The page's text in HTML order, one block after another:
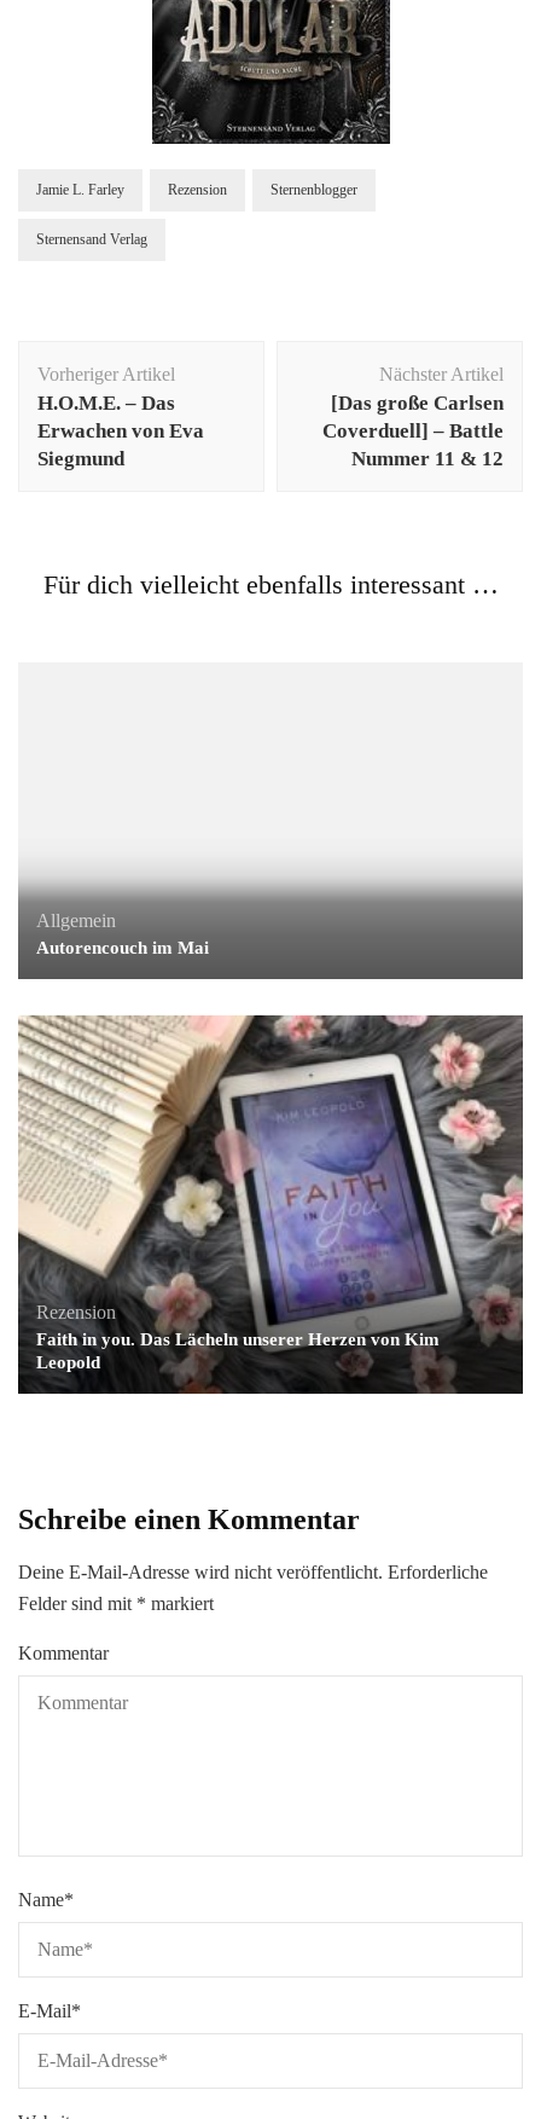
Jamie L. Farley Rezension Sternenblogger
Sternensand Verlag
Vorheriger Artikel
H.O.M.E. – Das
Erwachen von Eva
Siegmund
Nächster Artikel
[Das große Carlsen
Coverduell] – Battle
Nummer 11 & 12
Für dich vielleicht ebenfalls interessant …
[Rezension #232] Love is War: Verlangen von R. K. Lilley
Allgemein
Autorencouch im Mai
Rezension
Faith in you. Das Lächeln unserer Herzen von Kim
Leopold
Schreibe einen Kommentar
Deine E-Mail-Adresse wird nicht veröffentlicht. Erforderliche
Felder sind mit * markiert
Kommentar
Name*
E-Mail*